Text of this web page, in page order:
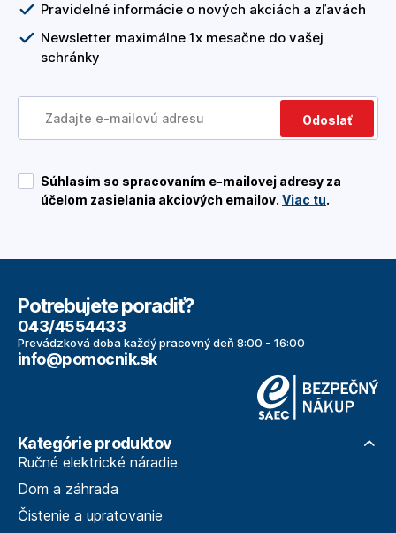
Pravidelné informácie o nových akciách a zľavách
Newsletter maximálne 1x mesačne do vašej
schránky
Odoslať
Súhlasím so spracovaním e-mailovej adresy za
účelom zasielania akciových emailov. Viac tu.
Potrebujete poradiť?
043/4554433
Prevádzková doba každý pracovný deň 8:00 - 16:00
info@pomocnik.sk
Kategórie produktov
Ručné elektrické náradie
Dom a záhrada
Čistenie a upratovanie